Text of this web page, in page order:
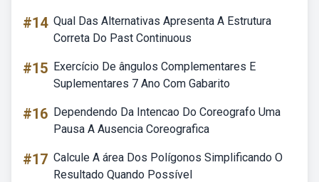
#14 Qual Das Alternativas Apresenta A Estrutura
Correta Do Past Continuous
#15 Exercício De ângulos Complementares E
Suplementares 7 Ano Com Gabarito
#16 Dependendo Da Intencao Do Coreografo Uma
Pausa A Ausencia Coreografica
#17 Calcule A área Dos Polígonos Simplificando O
Resultado Quando Possível